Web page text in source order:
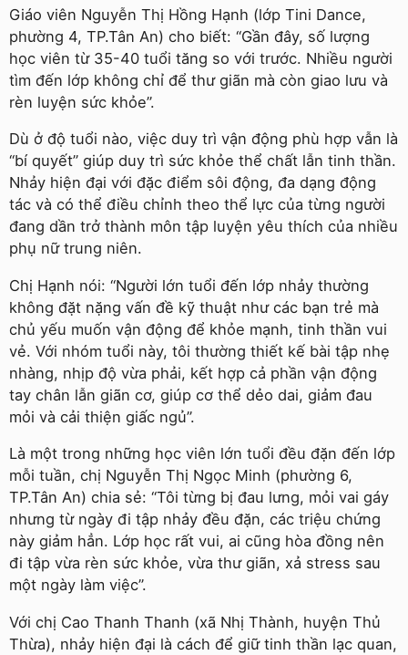
Giáo viên Nguyễn Thị Hồng Hạnh (lớp Tini Dance,
phường 4, TP.Tân An) cho biết: “Gần đây, số lượng
học viên từ 35-40 tuổi tăng so với trước. Nhiều người
tìm đến lớp không chỉ để thư giãn mà còn giao lưu và
rèn luyện sức khỏe”.
Dù ở độ tuổi nào, việc duy trì vận động phù hợp vẫn là
“bí quyết” giúp duy trì sức khỏe thể chất lẫn tinh thần.
Nhảy hiện đại với đặc điểm sôi động, đa dạng động
tác và có thể điều chỉnh theo thể lực của từng người
đang dần trở thành môn tập luyện yêu thích của nhiều
phụ nữ trung niên.
Chị Hạnh nói: “Người lớn tuổi đến lớp nhảy thường
không đặt nặng vấn đề kỹ thuật như các bạn trẻ mà
chủ yếu muốn vận động để khỏe mạnh, tinh thần vui
vẻ. Với nhóm tuổi này, tôi thường thiết kế bài tập nhẹ
nhàng, nhịp độ vừa phải, kết hợp cả phần vận động
tay chân lẫn giãn cơ, giúp cơ thể dẻo dai, giảm đau
mỏi và cải thiện giấc ngủ”.
Là một trong những học viên lớn tuổi đều đặn đến lớp
mỗi tuần, chị Nguyễn Thị Ngọc Minh (phường 6,
TP.Tân An) chia sẻ: “Tôi từng bị đau lưng, mỏi vai gáy
nhưng từ ngày đi tập nhảy đều đặn, các triệu chứng
này giảm hẳn. Lớp học rất vui, ai cũng hòa đồng nên
đi tập vừa rèn sức khỏe, vừa thư giãn, xả stress sau
một ngày làm việc”.
Với chị Cao Thanh Thanh (xã Nhị Thành, huyện Thủ
Thừa), nhảy hiện đại là cách để giữ tinh thần lạc quan,